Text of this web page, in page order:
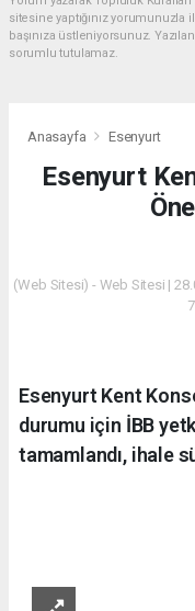
sitesine yaptığınız
başınıza üstleniyorsunuz.
sorumlu tutulamaz.
Anasayfa Esenyurt
Esenyurt
(Web Sitesi) - Web Sitesi |
Esenyurt Kent
durumu için İBB
tamamlandı, ihale